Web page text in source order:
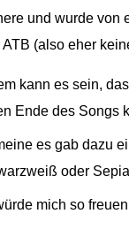
und wurde von
ATB (also eher
kann es sein,
Ende des Songs
es gab dazu
oder
mich so